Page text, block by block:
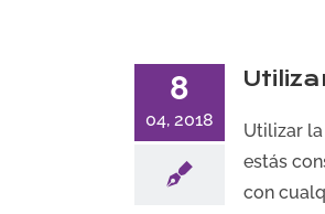
8
04, 2018
Utilizar
estás
con